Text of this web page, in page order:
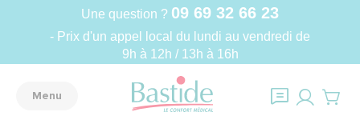
Une question ? 09 69 32 66 23
- Prix d'un appel local du lundi au vendredi de
9h à 12h / 13h à 16h
Menu